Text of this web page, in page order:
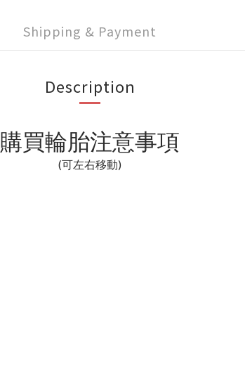
Shipping & Payment
Description
購買輪胎注意事項
(可左右移動)